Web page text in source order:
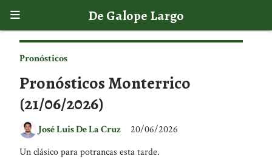
De Galope Largo
Pronósticos Monterrico
(21/06/2026)
Un clásico para potrancas esta tarde.
Pronósticos
20/06/2026
José Luis De La Cruz